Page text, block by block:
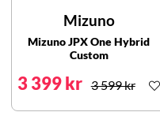
Mizuno
Mizuno JPX One Hybrid
Custom
3 399 kr 3 599 kr